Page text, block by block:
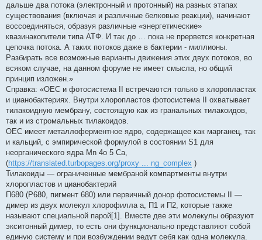
дальше два потока (электронный и протонный) на разных этапах
существования (включая и различные белковые реакции), начинают
воссоединяться, образуя различные «энергетические»
квазинакопители типа АТФ. И так до … пока не прервется конкретная
цепочка потока. А таких потоков даже в бактерии - миллионы.
Разбирать все возможные варианты движения этих двух потоков, во
всяком случае, на данном форуме не имеет смысла, но общий
принцип изложен.»
Справка: «OEC и фотосистема II встречаются только в хлоропластах
и цианобактериях. Внутри хлоропластов фотосистема II охватывает
тилакоидную мембрану, состоящую как из гранальных тилакоидов,
так и из стромальных тилакоидов.
OEC имеет металлоферментное ядро, содержащее как марганец, так
и кальций, с эмпирической формулой в состоянии S1 для
неорганического ядра Mn 4o 5 Ca,
(https://translated.turbopages.org/proxy ... ng_complex )
Тилакоиды — ограниченные мембраной компартменты внутри
хлоропластов и цианобактерий
П680 (P680, пигмент 680) или первичный донор фотосистемы II —
димер из двух молекул хлорофилла а, П1 и П2, которые также
называют специальной парой[1]. Вместе две эти молекулы образуют
экситонный димер, то есть они функционально представляют собой
единую систему и при возбуждении ведут себя как одна молекула.